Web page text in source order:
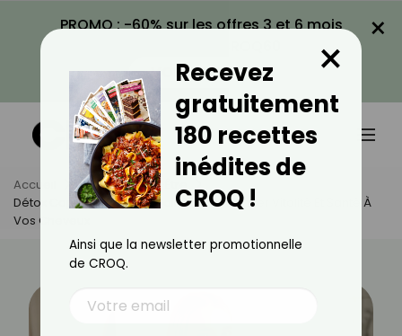
PROMO : -60% sur les offres 3 et 6 mois
VOIR LA PROMO
×
Accueil Actus
Bien-Être
Détox Capillaire : Tout Savoir Pour Redonner Vitalité Et Santé À
Vos Cheveux
Recevez
gratuitement
180 recettes
inédites de
CROQ !
×
Ainsi que la newsletter promotionnelle
de CROQ.